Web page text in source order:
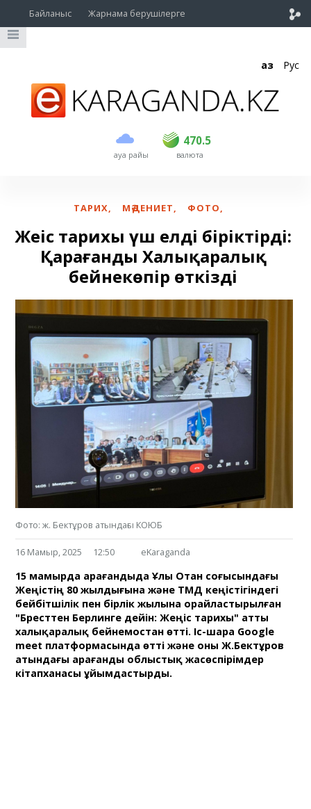
Байланыс Жарнама берушілерге
Қаз Рус
ауа райы
470.5
USD 468.5 470.5
EUR валюта
ТАРИХ, МӘДЕНИЕТ, ФОТО,
Жеңіс тарихы үш елді біріктірді:
Қарағанды Халықаралық
бейнекөпір өткізді
Фото: ж. Бектұров атындағы КОЮБ
16 Мамыр, 2025 12:50 eKaraganda
15 мамырда Қарағандыда Ұлы Отан соғысындағы
Жеңістің 80 жылдығына және ТМД кеңістігіндегі
бейбітшілік пен бірлік жылына орайластырылған
"Бресттен Берлинге дейін: Жеңіс тарихы" атты
халықаралық бейнемостан өтті. Іс-шара Google
meet платформасында өтті және оны Ж.Бектұров
атындағы Қарағанды облыстық жасөспірімдер
кітапханасы ұйымдастырды.